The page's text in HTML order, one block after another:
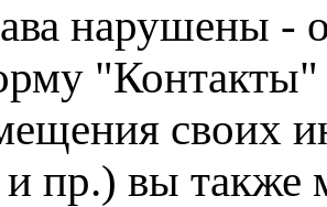
нарушены -
"Контакты"
своих
пр.) вы также